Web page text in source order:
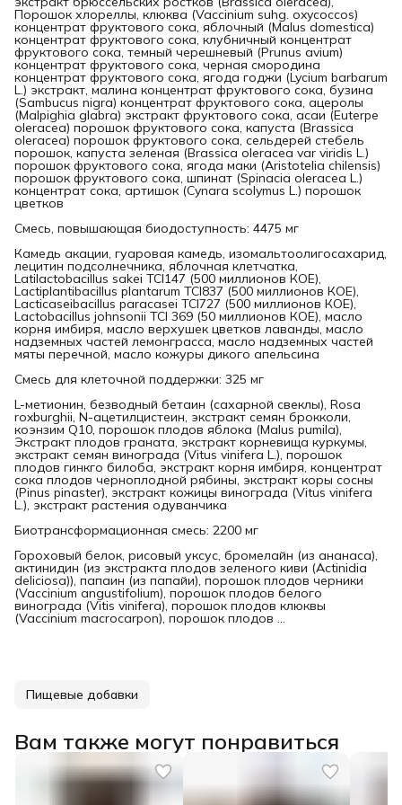
Порошок хлореллы, клюква (Vaccinium suhg. oxycoccos)
концентрат фруктового сока, яблочный (Malus domestica)
концентрат фруктового сока, клубничный концентрат
фруктового сока, темный черешневый (Prunus avium)
концентрат фруктового сока, черная смородина
концентрат фруктового сока, ягода годжи (Lycium barbarum
L.) экстракт, малина концентрат фруктового сока, бузина
(Sambucus nigra) концентрат фруктового сока, ацеролы
(Malpighia glabra) экстракт фруктового сока, асаи (Euterpe
oleracea) порошок фруктового сока, капуста (Brassica
oleracea) порошок фруктового сока, сельдерей стебель
порошок, капуста зеленая (Brassica oleracea var viridis L.)
порошок фруктового сока, ягода маки (Aristotelia chilensis)
порошок фруктового сока, шпинат (Spinacia oleracea L.)
концентрат сока, артишок (Cynara scolymus L.) порошок
цветков
Смесь, повышающая биодоступность: 4475 мг
Камедь акации, гуаровая камедь, изомальтоолигосахарид,
лецитин подсолнечника, яблочная клетчатка,
Latilactobacillus sakei TCI147 (500 миллионов КОЕ),
Lactiplantibacillus plantarum TCI837 (500 миллионов КОЕ),
Lacticaseibacillus paracasei TCI727 (500 миллионов КОЕ),
Lactobacillus johnsonii TCI 369 (50 миллионов КОЕ), масло
корня имбиря, масло верхушек цветков лаванды, масло
надземных частей лемонграсса, масло надземных частей
мяты перечной, масло кожуры дикого апельсина
Смесь для клеточной поддержки: 325 мг
L-метионин, безводный бетаин (сахарной свеклы), Rosa
roxburghii, N-ацетилцистеин, экстракт семян брокколи,
коэнзим Q10, порошок плодов яблока (Malus pumila),
Экстракт плодов граната, экстракт корневища куркумы,
экстракт семян винограда (Vitus vinifera L.), порошок
плодов гинкго билоба, экстракт корня имбиря, концентрат
сока плодов черноплодной рябины, экстракт коры сосны
(Pinus pinaster), экстракт кожицы винограда (Vitus vinifera
L.), экстракт растения одуванчика
Биотрансформационная смесь: 2200 мг
Гороховый белок, рисовый уксус, бромелайн (из ананаса),
актинидин (из экстракта плодов зеленого киви (Actinidia
deliciosa)), папаин (из папайи), порошок плодов черники
(Vaccinium angustifolium), порошок плодов белого
винограда (Vitis vinifera), порошок плодов клюквы
(Vaccinium macrocarpon), порошок плодов ...
Пищевые добавки
Вам также могут понравиться